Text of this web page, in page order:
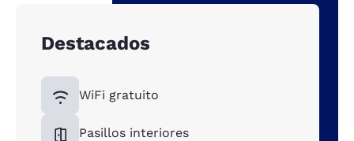
Destacados
WiFi gratuito
Pasillos interiores